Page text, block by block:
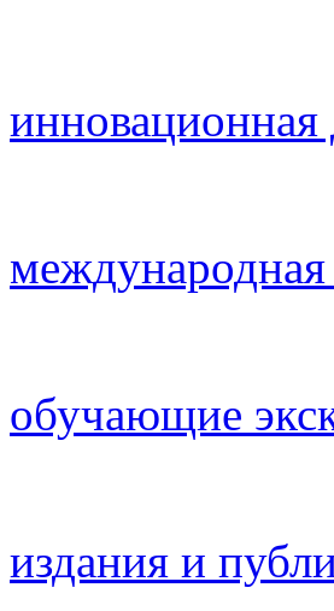
инновационная
обучающие
издания и